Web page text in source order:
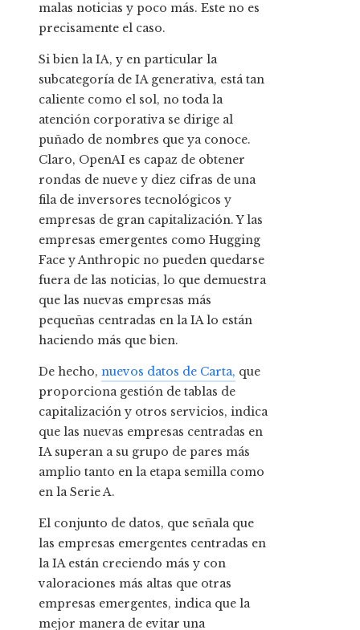
malas noticias y poco más. Este no es
precisamente el caso.
Si bien la IA, y en particular la
subcategoría de IA generativa, está tan
caliente como el sol, no toda la
atención corporativa se dirige al
puñado de nombres que ya conoce.
Claro, OpenAI es capaz de obtener
rondas de nueve y diez cifras de una
fila de inversores tecnológicos y
empresas de gran capitalización. Y las
empresas emergentes como Hugging
Face y Anthropic no pueden quedarse
fuera de las noticias, lo que demuestra
que las nuevas empresas más
pequeñas centradas en la IA lo están
haciendo más que bien.
De hecho, nuevos datos de Carta, que
proporciona gestión de tablas de
capitalización y otros servicios, indica
que las nuevas empresas centradas en
IA superan a su grupo de pares más
amplio tanto en la etapa semilla como
en la Serie A.
El conjunto de datos, que señala que
las empresas emergentes centradas en
la IA están creciendo más y con
valoraciones más altas que otras
empresas emergentes, indica que la
mejor manera de evitar una